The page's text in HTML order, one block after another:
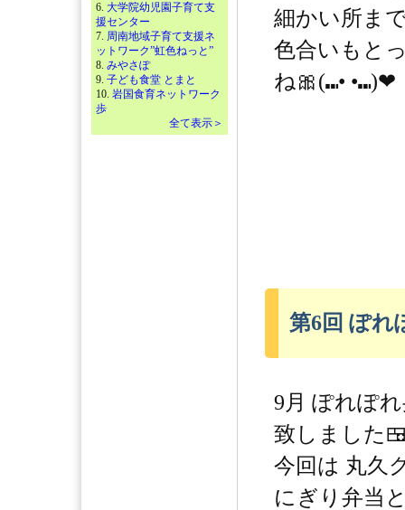
6. 大学院幼児園子育て支
援センター
7. 周南地域子育て支援ネ
ットワーク”虹色ねっと”
8. みやさぽ
9. 子ども食堂 とまと
10. 岩国食育ネットワーク
歩
全て表示＞
細かい所ま
色合いもと
ね🎀(⑉• •⑉)❤︎
第6回 ぽれ
9月 ぽれぽ
致しました
今回は 丸久
にぎり弁当